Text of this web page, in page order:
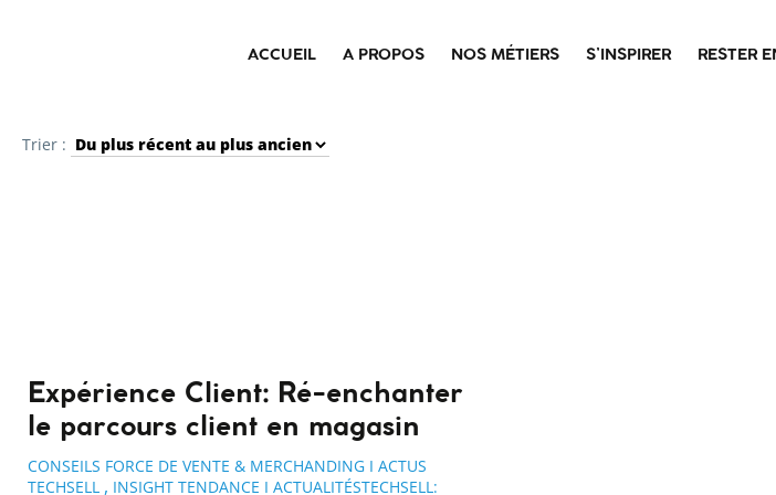
ACCUEIL A PROPOS NOS MÉTIERS S’INSPIRER RESTER
Trier :
Expérience Client: Ré-enchanter
le parcours client en magasin
CONSEILS FORCE DE VENTE & MERCHANDING I ACTUS
TECHSELL , INSIGHT TENDANCE I ACTUALITÉSTECHSELL: